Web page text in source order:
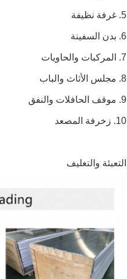
5. غرفة نظيفة
6. بدن السفينة
7. المركبات والحاويات
8. مجلس الأثاث والباب
9. موقف الحافلات والنفق
10. زخرفة المصعد
التعبئة والتغليف